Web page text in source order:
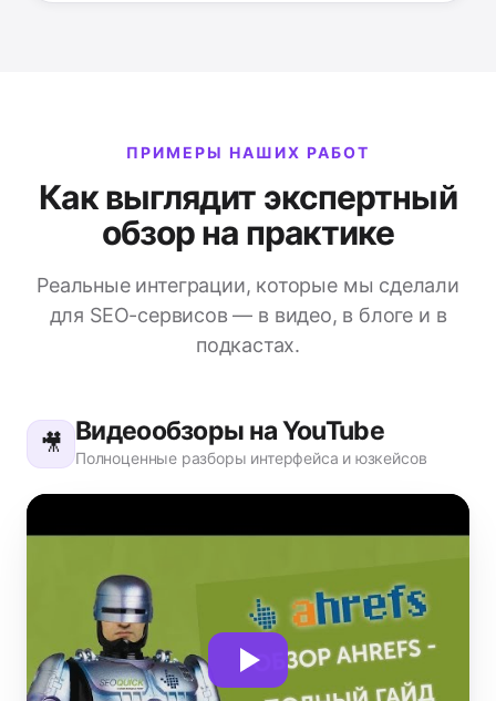
ПРИМЕРЫ НАШИХ РАБОТ
Как выглядит экспертный
обзор на практике
Реальные интеграции, которые мы сделали
для SEO-сервисов — в видео, в блоге и в
подкастах.
🎥 Видеообзоры на YouTube
Полноценные разборы интерфейса и юзкейсов